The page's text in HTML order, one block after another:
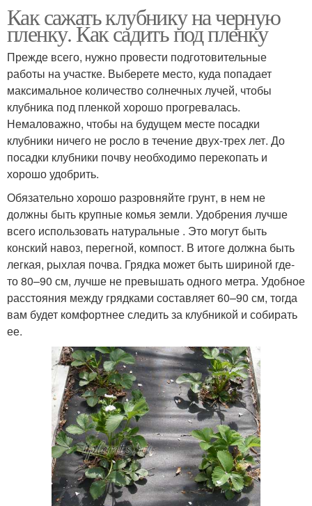
Как сажать клубнику на черную
пленку. Как садить под пленку
Прежде всего, нужно провести подготовительные
работы на участке. Выберете место, куда попадает
максимальное количество солнечных лучей, чтобы
клубника под пленкой хорошо прогревалась.
Немаловажно, чтобы на будущем месте посадки
клубники ничего не росло в течение двух-трех лет. До
посадки клубники почву необходимо перекопать и
хорошо удобрить.
Обязательно хорошо разровняйте грунт, в нем не
должны быть крупные комья земли. Удобрения лучше
всего использовать натуральные . Это могут быть
конский навоз, перегной, компост. В итоге должна быть
легкая, рыхлая почва. Грядка может быть шириной где-
то 80–90 см, лучше не превышать одного метра. Удобное
расстояния между грядками составляет 60–90 см, тогда
вам будет комфортнее следить за клубникой и собирать
ее.